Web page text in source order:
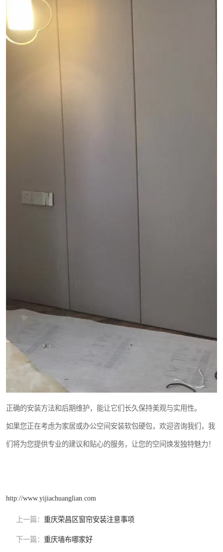
正确的安装方法和后期维护，能让它们长久保持美观与实用性。
如果您正在考虑为家居或办公空间安装软包硬包，欢迎咨询我们，我
们将为您提供专业的建议和贴心的服务，让您的空间焕发独特魅力！
http://www.yijiachuanglian.com
上一篇： 重庆荣昌区窗帘安装注意事项
下一篇： 重庆墙布哪家好